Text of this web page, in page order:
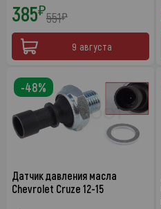
385₽551₽
9 августа
Датчик давления масла
Chevrolet Cruze 12-15
-48%